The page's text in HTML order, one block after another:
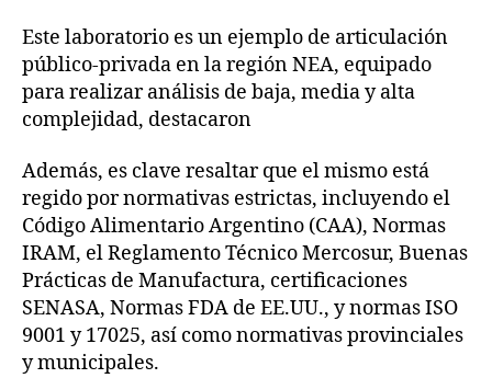
Este laboratorio es un ejemplo de articulación
público-privada en la región NEA, equipado
para realizar análisis de baja, media y alta
complejidad, destacaron
Además, es clave resaltar que el mismo está
regido por normativas estrictas, incluyendo el
Código Alimentario Argentino (CAA), Normas
IRAM, el Reglamento Técnico Mercosur, Buenas
Prácticas de Manufactura, certificaciones
SENASA, Normas FDA de EE.UU., y normas ISO
9001 y 17025, así como normativas provinciales
y municipales.